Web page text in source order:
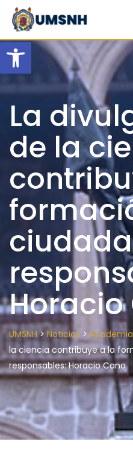
Open toolbar
Skip
content
La
de la
Horacio
UMSNH> Noticias >
la ciencia contribuye a la
responsables: Horacio Cano